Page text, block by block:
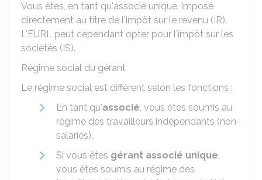
Vous êtes, en tant qu'associé unique, imposé
directement au titre de l'impôt sur le revenu (IR).
L'EURL peut cependant opter pour l'impôt sur les
sociétés (IS).
Régime social du gérant
Le régime social est différent selon les fonctions :
En tant qu'associé, vous êtes soumis au
régime des travailleurs indépendants (non-
salariés).
Si vous êtes gérant associé unique,
vous êtes soumis au régime des